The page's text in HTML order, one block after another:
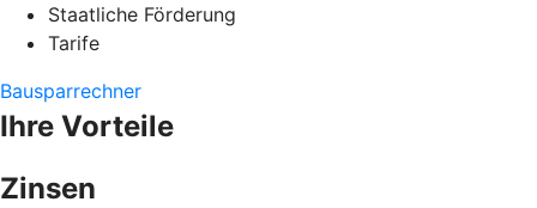
Staatliche Förderung
Tarife
Bausparrechner
Ihre Vorteile
Zinsen